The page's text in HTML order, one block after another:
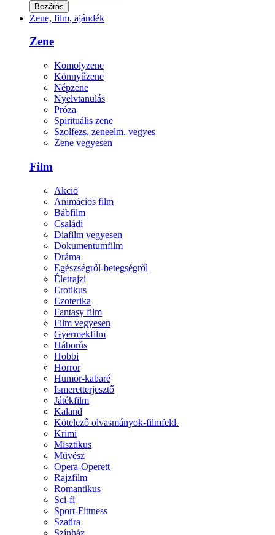
Bezárás
Zene, film, ajándék
Zene
Komolyzene
Könnyűzene
Népzene
Nyelvtanulás
Próza
Spirituális zene
Szolfézs, zeneelm. vegyes
Zene vegyesen
Film
Akció
Animációs film
Bábfilm
Családi
Diafilm vegyesen
Dokumentumfilm
Dráma
Egészségről-betegségről
Életrajzi
Erotikus
Ezoterika
Fantasy film
Film vegyesen
Gyermekfilm
Háborús
Hobbi
Horror
Humor-kabaré
Ismeretterjesztő
Játékfilm
Kaland
Kötelező olvasmányok-filmfeld.
Krimi
Misztikus
Művész
Opera-Operett
Rajzfilm
Romantikus
Sci-fi
Sport-Fittness
Szatíra
Színház